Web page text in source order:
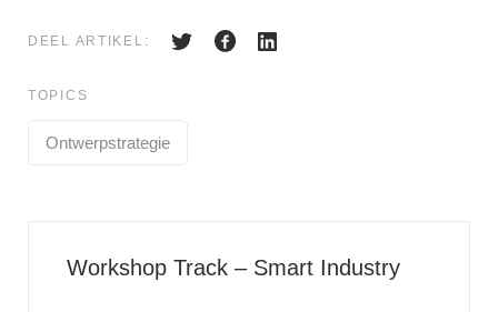
DEEL ARTIKEL:
TOPICS
Ontwerpstrategie
Workshop Track – Smart Industry